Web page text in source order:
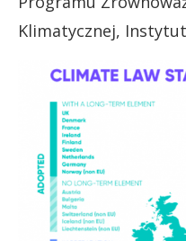
Klimatycznej,